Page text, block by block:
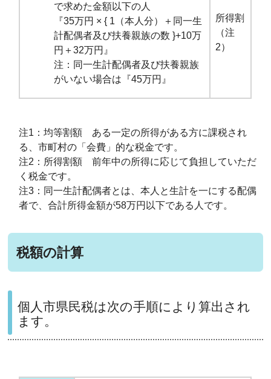
で求めた金額以下の人
『35万円 × { 1（本人分）＋同一生
計配偶者及び扶養親族の数 }+10万
円＋32万円』
注：同一生計配偶者及び扶養親族
がいない場合は『45万円』
所得割
（注
2）
注1：均等割額 ある一定の所得がある方に課税され
る、市町村の「会費」的な税金です。
注2：所得割額 前年中の所得に応じて負担していただ
く税金です。
注3：同一生計配偶者とは、本人と生計を一にする配偶
者で、合計所得金額が58万円以下である人です。
税額の計算
個人市県民税は次の手順により算出され
ます。